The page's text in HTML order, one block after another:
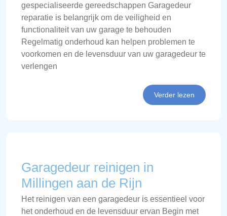
gespecialiseerde gereedschappen Garagedeur
reparatie is belangrijk om de veiligheid en
functionaliteit van uw garage te behouden
Regelmatig onderhoud kan helpen problemen te
voorkomen en de levensduur van uw garagedeur te
verlengen
Verder lezen
Garagedeur reinigen in
Millingen aan de Rijn
Het reinigen van een garagedeur is essentieel voor
het onderhoud en de levensduur ervan Begin met